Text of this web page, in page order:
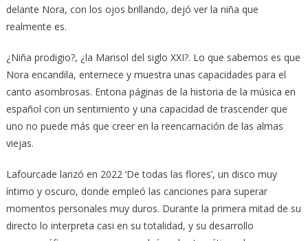
delante Nora, con los ojos brillando, dejó ver la niña que
realmente es.
¿Niña prodigio?, ¿la Marisol del siglo XXI?. Lo que sabemos es que
Nora encandila, enternece y muestra unas capacidades para el
canto asombrosas. Entona páginas de la historia de la música en
español con un sentimiento y una capacidad de trascender que
uno no puede más que creer en la reencarnación de las almas
viejas.
Lafourcade lanzó en 2022 ‘De todas las flores’, un disco muy
íntimo y oscuro, donde empleó las canciones para superar
momentos personales muy duros. Durante la primera mitad de su
directo lo interpreta casi en su totalidad, y su desarrollo